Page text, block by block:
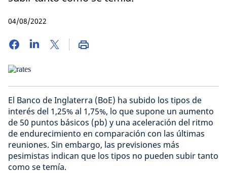
04/08/2022
El Banco de Inglaterra (BoE) ha subido los tipos de
interés del 1,25% al 1,75%, lo que supone un aumento
de 50 puntos básicos (pb) y una aceleración del ritmo
de endurecimiento en comparación con las últimas
reuniones. Sin embargo, las previsiones más
pesimistas indican que los tipos no pueden subir tanto
como se temía.